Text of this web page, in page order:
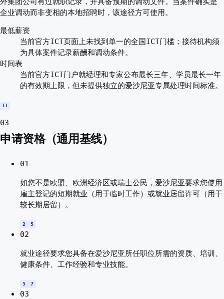
企业调动而非变相的本地招聘时，该途径方可使用。
最低薪资
当前官方ICT页面上未找到单一的全国ICT门槛；接待机构须
为具体案件记录薪酬和调动条件。
时间表
当前官方ICT门户就经理和专家公布最长三年、学员最长一年
的有效期上限，但未提供独立的爱沙尼亚专属处理时间标准。
11
03
申请资格（通用基线）
01
如您不是欧盟、欧洲经济区或瑞士公民，爱沙尼亚要求您使用
雇主登记的短期就业（用于临时工作）或就业居留许可（用于
较长期居留）。
2 5
02
就业途径要求您具备在爱沙尼亚所任职位所需的资质、培训、
健康条件、工作经验和专业技能。
5 7
03